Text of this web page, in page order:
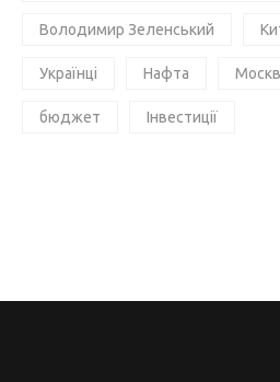
Володимир Зеленський
Українці Нафта
бюджет Інвестиції